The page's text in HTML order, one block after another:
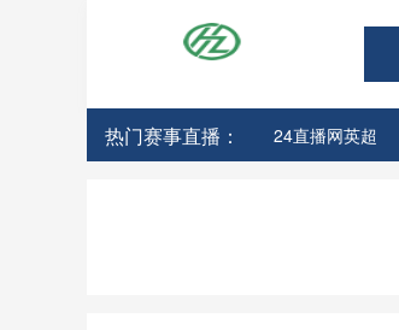
热门赛事直播： 24直播网英超